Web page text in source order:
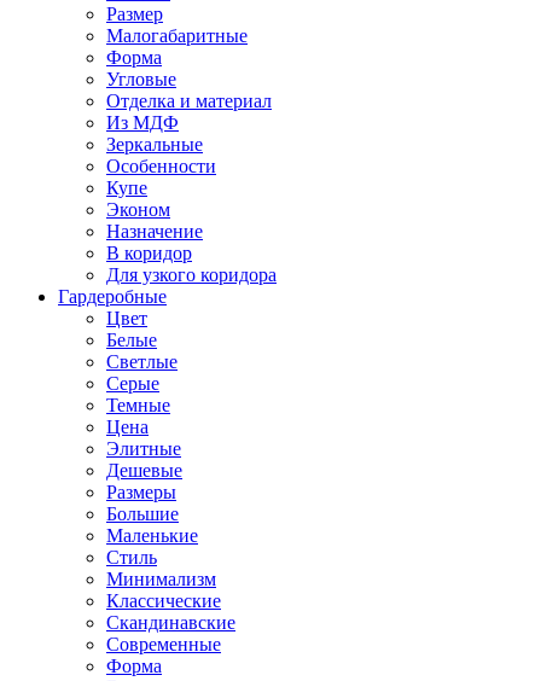
Размер
Малогабаритные
Форма
Угловые
Отделка и материал
Из МДФ
Зеркальные
Особенности
Купе
Эконом
Назначение
В коридор
Для узкого коридора
Гардеробные
Цвет
Белые
Светлые
Серые
Темные
Цена
Элитные
Дешевые
Размеры
Большие
Маленькие
Стиль
Минимализм
Классические
Скандинавские
Современные
Форма